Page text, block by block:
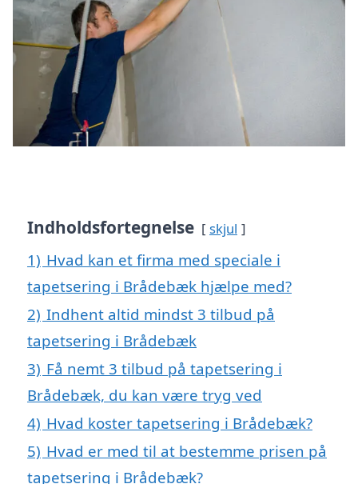
Indholdsfortegnelse skjul
1) Hvad kan et firma med speciale i
tapetsering i Brådebæk hjælpe med?
2) Indhent altid mindst 3 tilbud på
tapetsering i Brådebæk
3) Få nemt 3 tilbud på tapetsering i
Brådebæk, du kan være tryg ved
4) Hvad koster tapetsering i Brådebæk?
5) Hvad er med til at bestemme prisen på
tapetsering i Brådebæk?